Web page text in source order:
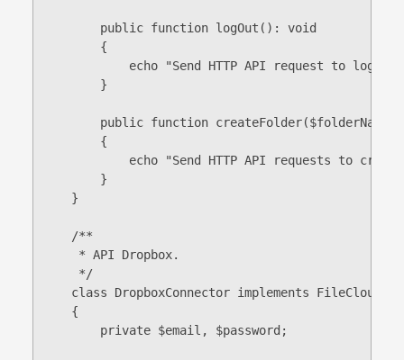
        public function logOut(): void
        {
echo "Send HTTP API request to log
        }
public function
        {
echo "Send HTTP API requests to
        }
    }
    /**
     * API Dropbox.
     */
class DropboxConnector implements
    {
        private $email, $password;